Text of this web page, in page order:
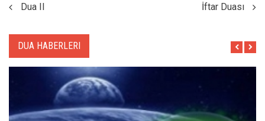
Dua II İftar Duası
DUA HABERLERI